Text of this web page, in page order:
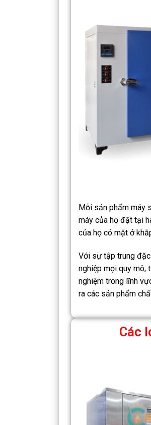
Mỗi sản phẩm máy
máy của họ đặt tại
của họ có mặt ở
Với sự tập trung
nghiệp mọi quy mô,
nghiệm trong lĩnh
ra các sản phẩm
Các